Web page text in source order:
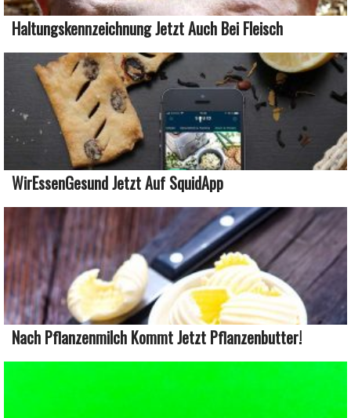
Haltungskennzeichnung Jetzt Auch Bei Fleisch
WirEssenGesund Jetzt Auf SquidApp
Nach Pflanzenmilch Kommt Jetzt Pflanzenbutter!